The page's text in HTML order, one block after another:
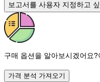
보고서를 사용자 지정하고
구매 옵션을 알아보시겠어요?
가격 분석 가져오기